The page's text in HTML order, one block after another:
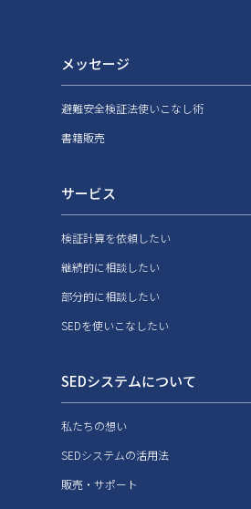
メッセージ
避難安全検証法使いこなし術
書籍販売
サービス
検証計算を依頼したい
継続的に相談したい
部分的に相談したい
SEDを使いこなしたい
SEDシステムについて
私たちの想い
SEDシステムの活用法
販売・サポート